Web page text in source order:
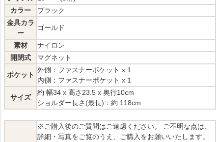
カラー
ブラック
金具カラ
ー
ゴールド
素材
ナイロン
開閉式
マグネット
ポケット
外側：ファスナーポケット x 1
内側：ファスナーポケット x 1
サイズ
約 幅34 x 高さ23.5 x 奥行10cm
ショルダー長さ(最長)：約 118cm
※ご購入後のご質問はご遠慮ください。 ご不明な点は、
詳細・写真をご覧のうえ、ご購入をお願いいたします。